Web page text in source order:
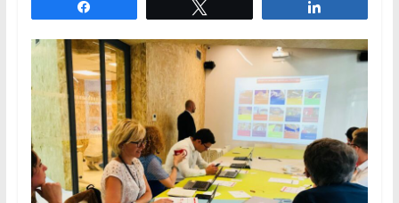
France
l’étranger
pour
assouvir